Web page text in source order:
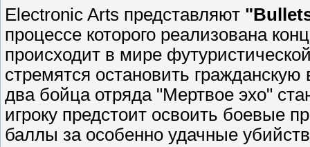
Electronic Arts представляют
процессе которого реализована
происходит в мире
стремятся остановить
два бойца отряда "Мертвое эхо"
игроку предстоит освоить боевые
баллы за особенно удачные